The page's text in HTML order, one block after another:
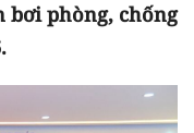
bơi phòng, chống